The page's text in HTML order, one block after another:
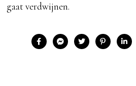
gaat verdwijnen.